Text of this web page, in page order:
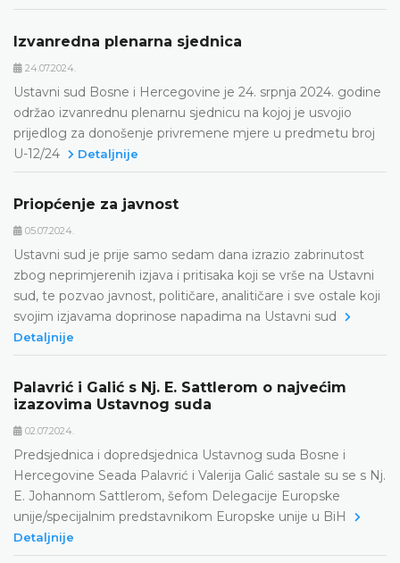
Izvanredna plenarna sjednica
24.07.2024.
Ustavni sud Bosne i Hercegovine je 24. srpnja 2024. godine
održao izvanrednu plenarnu sjednicu na kojoj je usvojio
prijedlog za donošenje privremene mjere u predmetu broj
U-12/24
Detaljnije
Priopćenje za javnost
05.07.2024.
Ustavni sud je prije samo sedam dana izrazio zabrinutost
zbog neprimjerenih izjava i pritisaka koji se vrše na Ustavni
sud, te pozvao javnost, političare, analitičare i sve ostale koji
svojim izjavama doprinose napadima na Ustavni sud
Detaljnije
Palavrić i Galić s Nj. E. Sattlerom o najvećim
izazovima Ustavnog suda
02.07.2024.
Predsjednica i dopredsjednica Ustavnog suda Bosne i
Hercegovine Seada Palavrić i Valerija Galić sastale su se s Nj.
E. Johannom Sattlerom, šefom Delegacije Europske
unije/specijalnim predstavnikom Europske unije u BiH
Detaljnije